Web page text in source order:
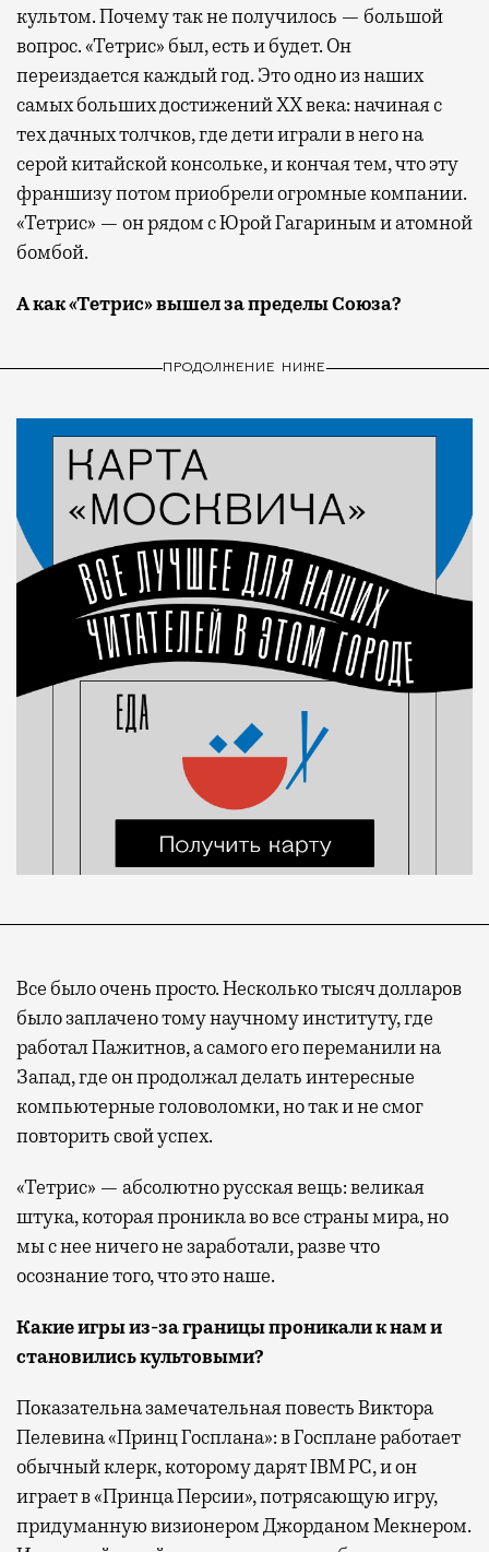
культом. Почему так не получилось — большой
вопрос. «Тетрис» был, есть и будет. Он
переиздается каждый год. Это одно из наших
самых больших достижений XX века: начиная с
тех дачных толчков, где дети играли в него на
серой китайской консольке, и кончая тем, что эту
франшизу потом приобрели огромные компании.
«Тетрис» — он рядом с Юрой Гагариным и атомной
бомбой.
А как «Тетрис» вышел за пределы Союза?
ПРОДОЛЖЕНИЕ НИЖЕ
Все было очень просто. Несколько тысяч долларов
было заплачено тому научному институту, где
работал Пажитнов, а самого его переманили на
Запад, где он продолжал делать интересные
компьютерные головоломки, но так и не смог
повторить свой успех.
«Тетрис» — абсолютно русская вещь: великая
штука, которая проникла во все страны мира, но
мы с нее ничего не заработали, разве что
осознание того, что это наше.
Какие игры из-за границы проникали к нам и
становились культовыми?
Показательна замечательная повесть Виктора
Пелевина «Принц Госплана»: в Госплане работает
обычный клерк, которому дарят IBM PC, и он
играет в «Принца Персии», потрясающую игру,
придуманную визионером Джорданом Мекнером.